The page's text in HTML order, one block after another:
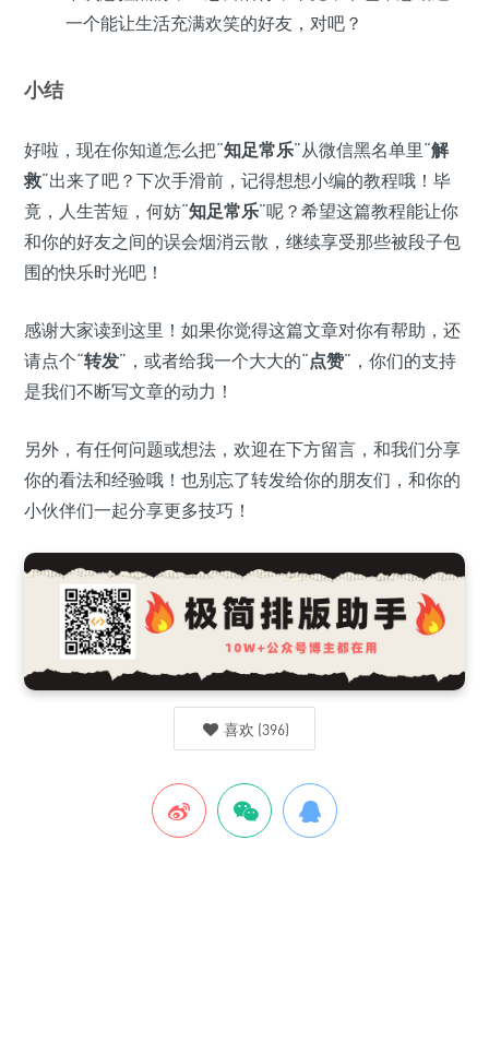
一个能让生活充满欢笑的好友，对吧？
小结
好啦，现在你知道怎么把“知足常乐”从微信黑名单里“解
救”出来了吧？下次手滑前，记得想想小编的教程哦！毕
竟，人生苦短，何妨“知足常乐”呢？希望这篇教程能让你
和你的好友之间的误会烟消云散，继续享受那些被段子包
围的快乐时光吧！
感谢大家读到这里！如果你觉得这篇文章对你有帮助，还
请点个“转发”，或者给我一个大大的“点赞”，你们的支持
是我们不断写文章的动力！
另外，有任何问题或想法，欢迎在下方留言，和我们分享
你的看法和经验哦！也别忘了转发给你的朋友们，和你的
小伙伴们一起分享更多技巧！
喜欢 (396)